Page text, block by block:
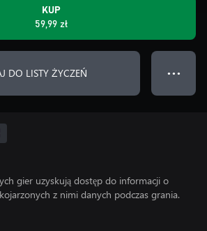
KUP
59,99 zł
DO LISTY ŻYCZEŃ ● ● ●
gier uzyskują dostęp do informacji o
z nimi danych podczas grania.